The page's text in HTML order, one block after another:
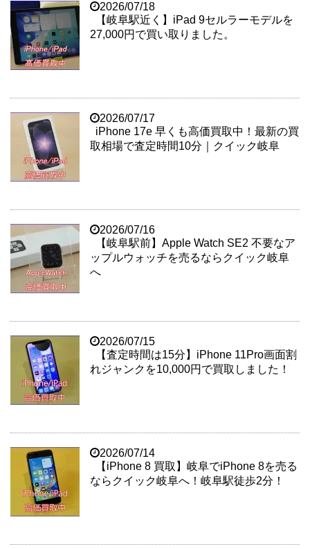
2026/07/18
【岐阜駅近く】iPad 9セルラーモデルを
27,000円で買い取りました。
2026/07/17
iPhone 17e 早くも高価買取中！最新の買
取相場で査定時間10分｜クイック岐阜
2026/07/16
【岐阜駅前】Apple Watch SE2 不要なア
ップルウォッチを売るならクイック岐阜
へ
2026/07/15
【査定時間は15分】iPhone 11Pro画面割
れジャンクを10,000円で買取しました！
2026/07/14
【iPhone 8 買取】岐阜でiPhone 8を売る
ならクイック岐阜へ！岐阜駅徒歩2分！